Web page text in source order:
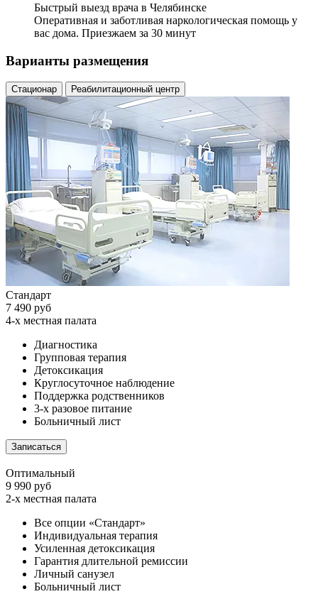
Быстрый выезд врача в Челябинске
Оперативная и заботливая наркологическая помощь у
вас дома. Приезжаем за 30 минут
Варианты размещения
Стационар Реабилитационный центр
Стандарт
7 490 руб
4-х местная палата
Диагностика
Групповая терапия
Детоксикация
Круглосуточное наблюдение
Поддержка родственников
3-х разовое питание
Больничный лист
Записаться
Оптимальный
9 990 руб
2-х местная палата
Все опции «Стандарт»
Индивидуальная терапия
Усиленная детоксикация
Гарантия длительной ремиссии
Личный санузел
Больничный лист